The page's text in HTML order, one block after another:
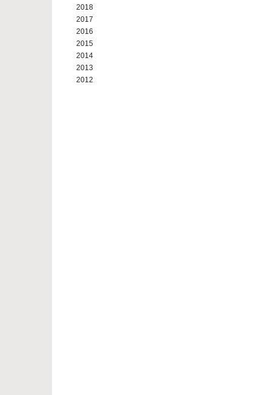
2018
2017
2016
2015
2014
2013
2012